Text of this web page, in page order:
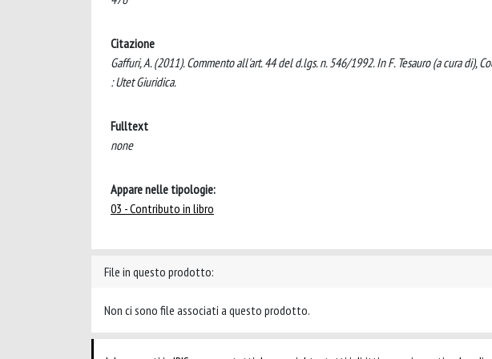
Citazione
Gaffuri, A. (2011). Commento all'art. 44 del d.lgs. n. 546/1992. In F. Tesauro (a cura di),
: Utet Giuridica.
Fulltext
none
Appare nelle tipologie:
03 - Contributo in libro
File in questo prodotto:
Non ci sono file associati a questo prodotto.